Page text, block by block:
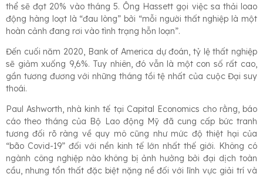
thể sẽ đạt 20% vào tháng 5. Ông Hassett gọi việc sa thải loao
động hàng loạt là “đau lòng” bởi “mỗi người thất nghiệp là một
hoàn cảnh đang rơi vào tình trạng hỗn loạn”.
Đến cuối năm 2020, Bank of America dự đoán, tỷ lệ thất nghiệp
sẽ giảm xuống 9,6%. Tuy nhiên, đó vẫn là một con số rất cao,
gần tương đương với những tháng tồi tệ nhất của cuộc Đại suy
thoái.
Paul Ashworth, nhà kinh tế tại Capital Economics cho rằng, báo
cáo theo tháng của Bộ Lao động Mỹ đã cung cấp bức tranh
tương đối rõ ràng về quy mô cũng như mức độ thiệt hại của
“bão Covid-19” đối với nền kinh tế lớn nhất thế giới. Không có
ngành công nghiệp nào không bị ảnh hưởng bởi đại dịch toàn
cầu, nhưng tổn thất đặc biệt nặng nề đối với lĩnh vực giải trí và